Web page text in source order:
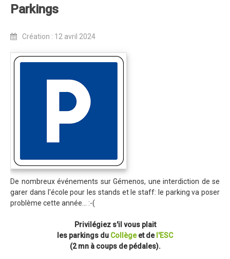
Liste des inscrits
Partenaires
Edition 2014
Parkings
Création : 12 avril 2024
De nombreux événements sur Gémenos, une interdiction de se
garer dans l'école pour les stands et le staff: le parking va poser
problème cette année... :-(
Privilégiez s'il vous plait
les parkings du Collègeet de l'ESC
(2 mn à coups de pédales).